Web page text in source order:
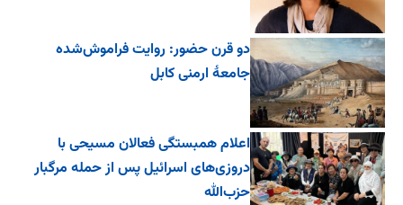
دو قرن حضور: روایت فراموش‌شده
جامعۀ ارمنی کابل
اعلام همبستگی فعالان مسیحی با
دروزی‌های اسرائیل پس از حمله مرگبار
حزب‌الله